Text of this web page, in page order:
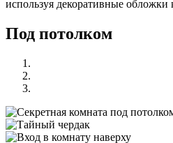
используя декоративные обложки
Под потолком